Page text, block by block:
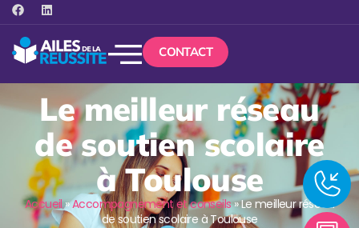
CONTACT
Le meilleur réseau
de soutien scolaire
à Toulouse
Accueil»Accompagnement et conseils»Le meilleur réseau
de soutien scolaire à Toulouse